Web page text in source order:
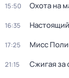
15:50 Охота на
16:35
17:25 Мисс
21:15 Сжигая за